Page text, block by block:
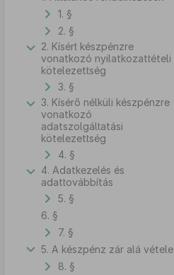
1. §
2. §
2. Kísért készpénzre
vonatkozó nyilatkozattételi
kötelezettség
3. §
3. Kísérő nélküli készpénzre
vonatkozó
adatszolgáltatási
kötelezettség
4. §
4. Adatkezelés és
adattovábbítás
5. §
6. §
7. §
5. A készpénz zár alá vétele
8. §